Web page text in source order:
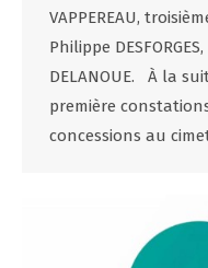
VAPPEREAU,
Philippe
DELANOUE. À la
première
concessions au